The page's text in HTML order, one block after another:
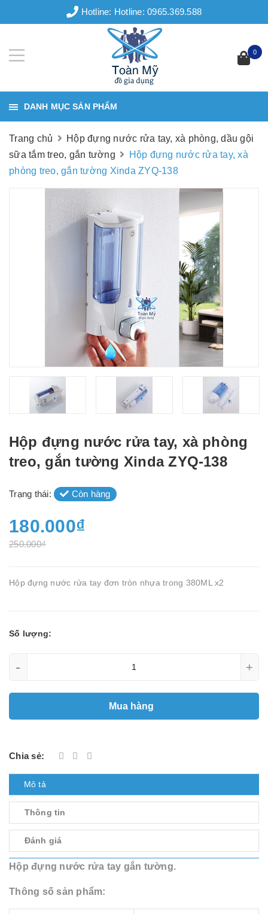
Hotline: Hotline: 0965.369.588
0
DANH MỤC SẢN PHẨM
Trang chủ
Hộp đựng nước rửa tay, xà phòng, dầu gội
sữa tắm treo, gắn tường
Hộp đựng nước rửa tay, xà
phòng treo, gắn tường Xinda ZYQ-138
Hộp đựng nước rửa tay, xà phòng
treo, gắn tường Xinda ZYQ-138
Trạng thái: Còn hàng
180.000₫
250.000₫
Hộp đựng nước rửa tay đơn tròn nhựa trong 380ML x2
Số lượng:
- +
Mua hàng
Chia sẻ:
Mô tả
Thông tin
Đánh giá
Hộp đựng nước rửa tay gắn tường.
Thông số sản phẩm: